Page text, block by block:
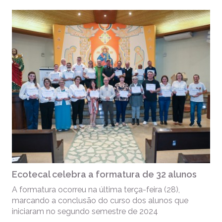
Ecotecal celebra a formatura de 32 alunos
A formatura ocorreu na última terça-feira (28),
marcando a conclusão do curso dos alunos que
iniciaram no segundo semestre de 2024